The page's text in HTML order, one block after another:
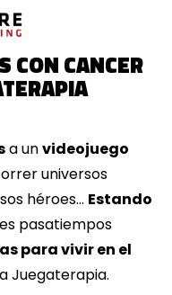
CON CANCER
a unvideojuego
universos
héroes… Estando
pasatiempos
para vivir en el
Juegaterapia.